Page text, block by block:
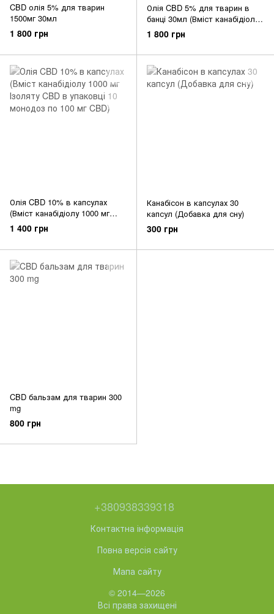
CBD олія 5% для тварин
1500мг 30мл
1 800 грн
Олія CBD 5% для тварин в
банці 30мл (Вміст канабідіолу
Ізоляту 1500 мг CBD на 30 мл)
1 800 грн
Олія CBD 10% в капсулах
(Вміст канабідіолу 1000 мг
Ізоляту CBD в упаковці 10
монодоз по 100 мг CBD)
1 400 грн
Канабісон в капсулах 30
капсул (Добавка для сну)
300 грн
CBD бальзам для тварин 300
mg
800 грн
+380938339318
Контактна інформація
Повна версія сайту
Мапа сайту
© 2014—2026
Всі права захищені